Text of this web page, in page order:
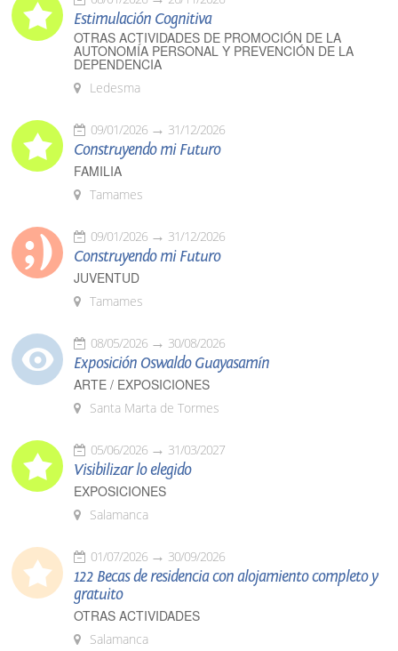
Estimulación Cognitiva
OTRAS ACTIVIDADES DE PROMOCIÓN DE LA
AUTONOMÍA PERSONAL Y PREVENCIÓN DE LA
DEPENDENCIA
Ledesma
09/01/2026 31/12/2026
Construyendo mi Futuro
FAMILIA
Tamames
09/01/2026 31/12/2026
Construyendo mi Futuro
JUVENTUD
Tamames
08/05/2026 30/08/2026
Exposición Oswaldo Guayasamín
ARTE / EXPOSICIONES
Santa Marta de Tormes
05/06/2026 31/03/2027
Visibilizar lo elegido
EXPOSICIONES
Salamanca
01/07/2026 30/09/2026
122 Becas de residencia con alojamiento completo y
gratuito
OTRAS ACTIVIDADES
Salamanca